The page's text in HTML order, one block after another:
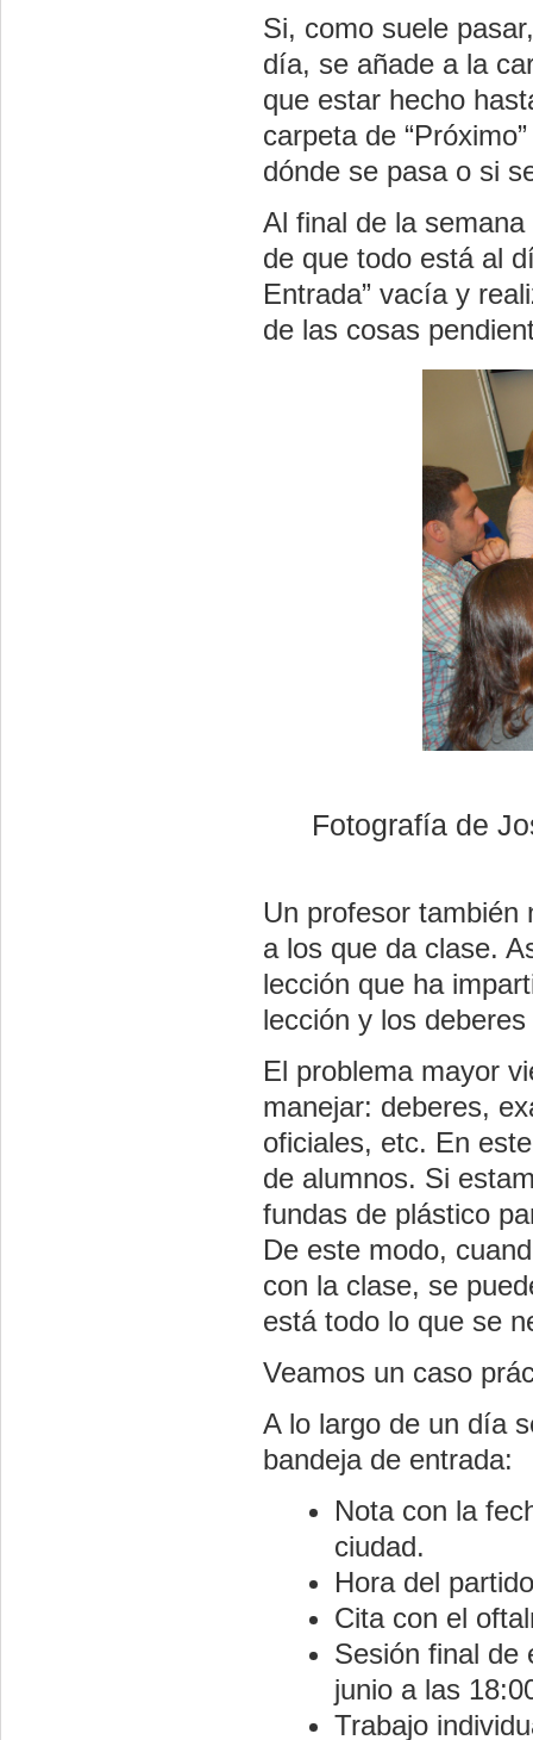
Si, como suele
día, se añade a la
que estar hecho
carpeta de
dónde se pasa o si
Al final de la
de que todo está al
Entrada” vacía y
de las cosas
Fotografía de
Un profesor también
a los que da clase.
lección que ha
lección y los
El problema mayor
manejar: deberes,
oficiales, etc. En
de alumnos. Si
fundas de plástico
De este modo,
con la clase, se
está todo lo que se
Veamos un caso
A lo largo de un día
bandeja de entrada:
Nota con la
ciudad.
Hora del
Cita con el
Sesión final de
junio a las
Trabajo